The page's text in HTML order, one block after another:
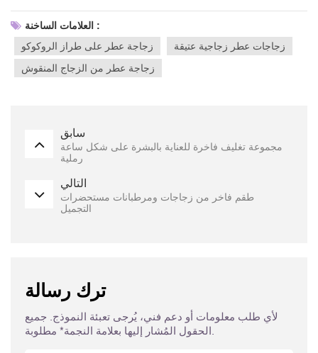
العلامات الساخنة :
زجاجة عطر على طراز الروكوكو
زجاجات عطر زجاجية عتيقة
زجاجة عطر من الزجاج المنقوش
سابق
مجموعة تغليف فاخرة للعناية بالبشرة على شكل ساعة
رملية
التالي
طقم فاخر من زجاجات ومرطبانات مستحضرات
التجميل
ترك رسالة
لأي طلب معلومات أو دعم فني، يُرجى تعبئة النموذج. جميع